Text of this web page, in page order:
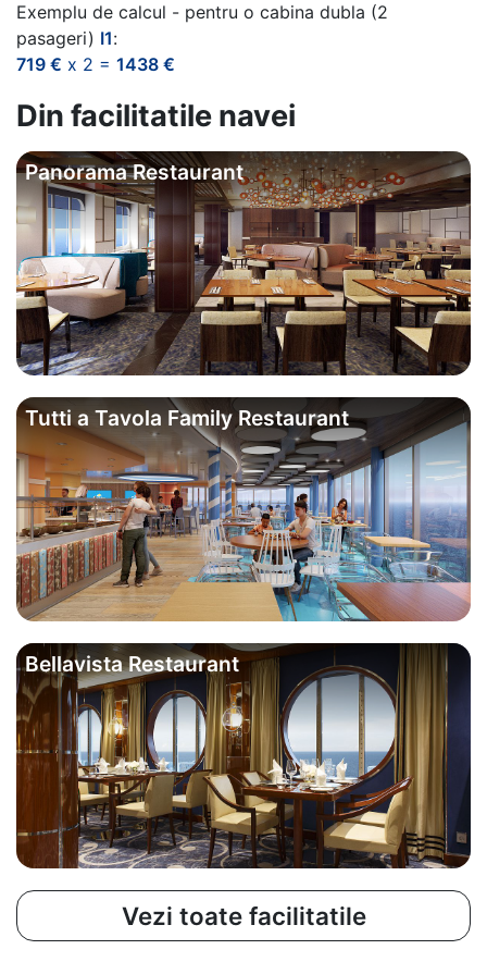
Exemplu de calcul - pentru o cabina dubla (2
pasageri) I1:
719 € x 2 = 1438 €
Din facilitatile navei
Panorama Restaurant
Tutti a Tavola Family Restaurant
Bellavista Restaurant
Vezi toate facilitatile